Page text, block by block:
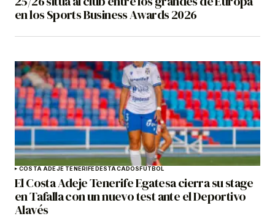
en los Sports Business Awards 2026
COSTA ADEJE TENERIFEDESTACADOSFÚTBOL
El Costa Adeje Tenerife Egatesa cierra su stage
en Tafalla con un nuevo test ante el Deportivo
Alavés